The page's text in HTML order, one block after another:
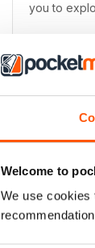
Welcome to
We use cookies
you to
Pursue
EDIZIONI